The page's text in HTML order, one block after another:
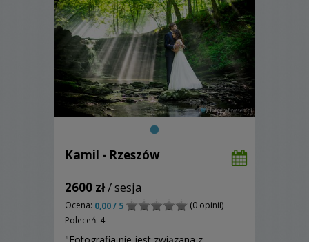
Kamil - Rzeszów
2600 zł/ sesja
Ocena: 0,00 / 5
(0 opinii)
Poleceń: 4
"Fotografia nie jest związana z